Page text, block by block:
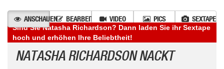
ANSCHAUEN BEARBEITEN VIDEO PICS
SEXTAPE
Sind Sie Natasha Richardson? Dann laden Sie ihr Sextape
hoch und erhöhen Ihre Beliebtheit!
NATASHA RICHARDSON NACKT